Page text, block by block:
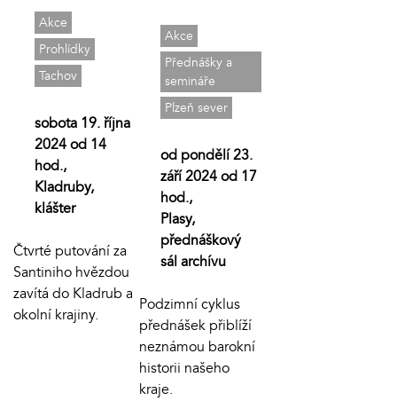
Akce
Prohlídky
Tachov
sobota 19. října
2024 od 14
hod.,
Kladruby,
klášter
Čtvrté putování za
Santiniho hvězdou
zavítá do Kladrub a
okolní krajiny.
Akce
Přednášky a
semináře
Plzeň sever
od pondělí 23.
září 2024 od 17
hod.,
Plasy,
přednáškový
sál archívu
Podzimní cyklus
přednášek přiblíží
neznámou barokní
historii našeho
kraje.